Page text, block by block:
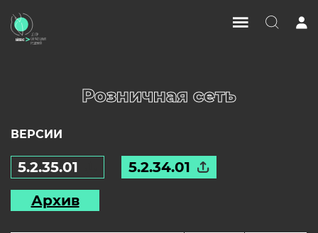
Розничная сеть
ВЕРСИИ
5.2.35.01
5.2.34.01
Архив